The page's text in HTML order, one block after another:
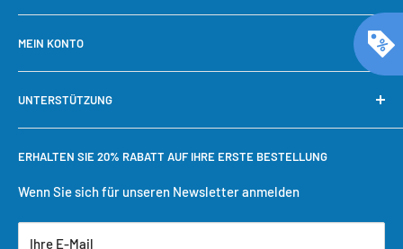
Über uns
Kontaktieren Sie uns
Unsere Garantie
Warum bei Cool Toner kaufen?
MEIN KONTO
Mein Konto
Schnelle Nachbestellung
Bestellung verfolgen
Einkaufswagen
Benutzerkonto erstellen
UNTERSTÜTZUNG
Benötigen Sie Hilfe?
Versandbedingungen
Rückgaberecht
Servicebedingungen
ERHALTEN SIE 20% RABATT AUF IHRE ERSTE BESTELLUNG
Wenn Sie sich für unseren Newsletter anmelden
Ihre E-Mail